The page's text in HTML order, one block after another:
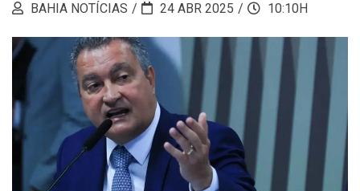
BAHIA NOTÍCIAS 24 ABR 2025 10:10H